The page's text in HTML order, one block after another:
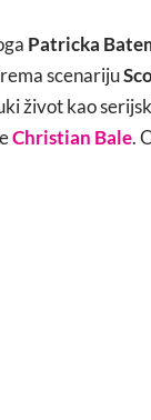
Patricka
scenariju
život kao
Christian Bale.